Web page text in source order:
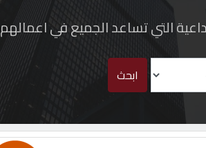
التي تساعد الجميع في اعمالهم
ابحث